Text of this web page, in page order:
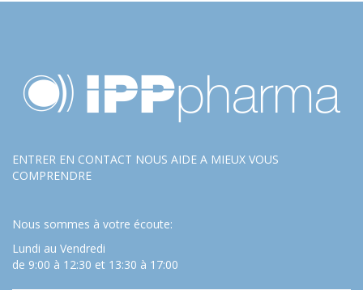
ENTRER EN CONTACT NOUS AIDE A MIEUX VOUS
COMPRENDRE
Nous sommes à votre écoute:
Lundi au Vendredi
de 9:00 à 12:30 et 13:30 à 17:00